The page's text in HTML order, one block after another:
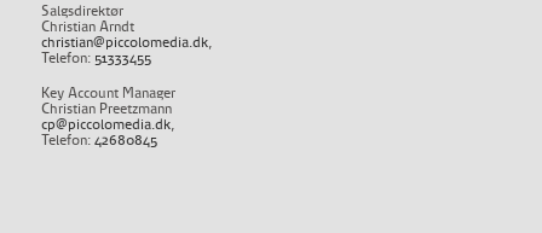
Salgsdirektør
Christian Arndt
christian@piccolomedia.dk,
Telefon: 51333455
Key Account Manager
Christian Preetzmann
cp@piccolomedia.dk,
Telefon: 42680845